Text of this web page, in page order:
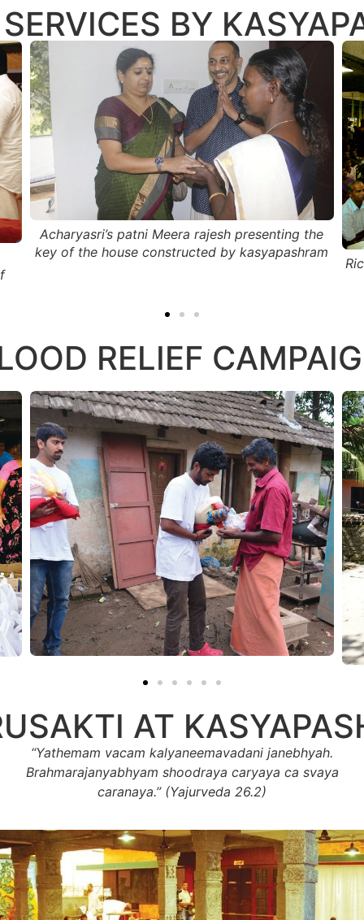
BY
Rice distribution by acharyasri at kasyapashram
RELIEF
AT
‘‘Yathemam vacam kalyaneemavadani janebhyah.
Brahmarajanyabhyam shoodraya caryaya ca svaya
caranaya.’’ (Yajurveda 26.2)